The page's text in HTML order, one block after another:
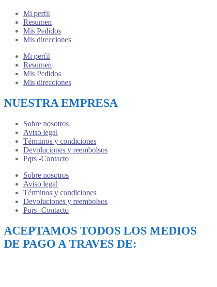
Mi perfil
Resumen
Mis Pedidos
Mis direcciones
Mi perfil
Resumen
Mis Pedidos
Mis direcciones
NUESTRA EMPRESA
Sobre nosotros
Aviso legal
Términos y condiciones
Devoluciones y reembolsos
Pqrs -Contacto
Sobre nosotros
Aviso legal
Términos y condiciones
Devoluciones y reembolsos
Pqrs -Contacto
ACEPTAMOS TODOS LOS MEDIOS
DE PAGO A TRAVES DE: